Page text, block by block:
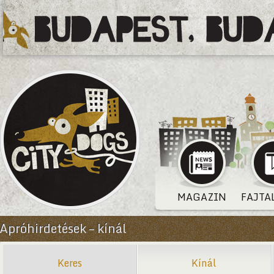
MAGAZIN
Apróhirdetések – kínál
Keres Kínál